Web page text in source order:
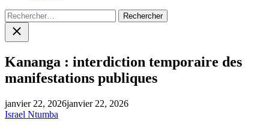
Rechercher :
Close
search
Kananga : interdiction temporaire des
manifestations publiques
janvier 22, 2026janvier 22, 2026
Israel Ntumba